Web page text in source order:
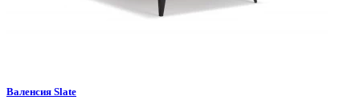
Валенсия Slate